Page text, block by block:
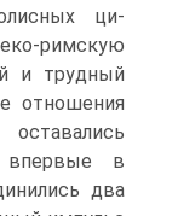
ци­
римскую
и трудный
отношения
впервые в
два